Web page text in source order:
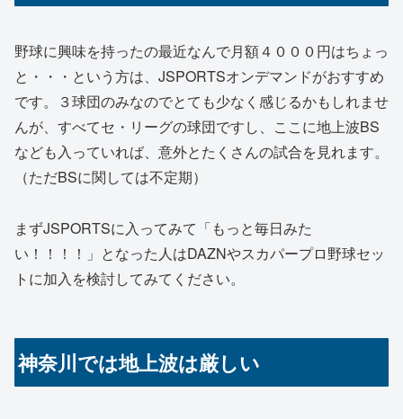
野球に興味を持ったの最近なんで月額４０００円はちょっ
と・・・という方は、JSPORTSオンデマンドがおすすめ
です。３球団のみなのでとても少なく感じるかもしれませ
んが、すべてセ・リーグの球団ですし、ここに地上波BS
なども入っていれば、意外とたくさんの試合を見れます。
（ただBSに関しては不定期）
まずJSPORTSに入ってみて「もっと毎日みた
い！！！！」となった人はDAZNやスカパープロ野球セッ
トに加入を検討してみてください。
神奈川では地上波は厳しい